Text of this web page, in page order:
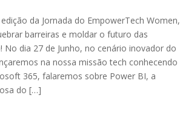
da Jornada do EmpowerTech Women,
barreiras e moldar o futuro das
No dia 27 de Junho, no cenário inovador do
na nossa missão tech conhecendo
365, falaremos sobre Power BI, a
do […]